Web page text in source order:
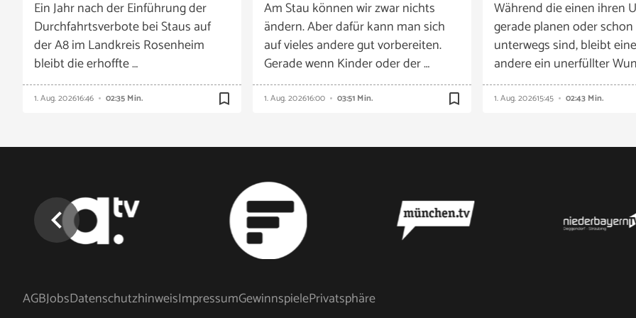
Ein Jahr nach der Einführung der
Durchfahrtsverbote bei Staus auf
der A8 im Landkreis Rosenheim
bleibt die erhoffte …
1. Aug. 202616:46 02:35 Min. bookmark_border
Am Stau können wir zwar nichts
ändern. Aber dafür kann man sich
auf vieles andere gut vorbereiten.
Gerade wenn Kinder oder der …
1. Aug. 202616:00 03:51 Min. bookmark_border
Während die einen ihren
gerade planen oder schon
unterwegs sind, bleibt
andere ein unerfüllter
1. Aug. 202615:45 02:43 Min.
chevron_left
AGBJobsDatenschutzhinweisImpressumGewinnspielePrivatsphäre